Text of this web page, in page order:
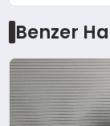
Benzer